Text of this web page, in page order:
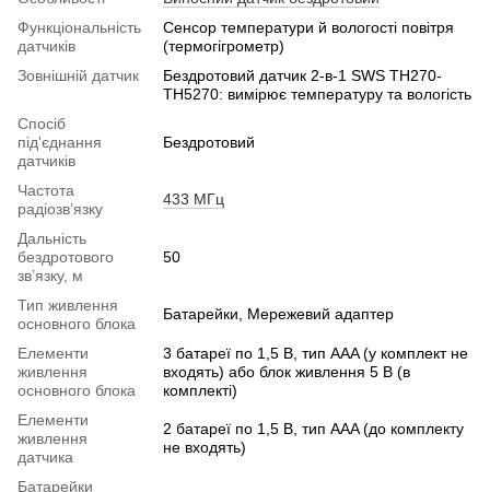
Функціональність
датчиків
Сенсор температури й вологості повітря
(термогігрометр)
Зовнішній датчик
Бездротовий датчик 2-в-1 SWS TH270-
TH5270: вимірює температуру та вологість
Спосіб
під'єднання
датчиків
Бездротовий
Частота
радіозв’язку
433 МГц
Дальність
бездротового
зв’язку, м
50
Тип живлення
основного блока
Батарейки, Мережевий адаптер
Елементи
живлення
основного блока
3 батареї по 1,5 В, тип AAA (у комплект не
входять) або блок живлення 5 В (в
комплекті)
Елементи
живлення
датчика
2 батареї по 1,5 В, тип AAA (до комплекту
не входять)
Батарейки